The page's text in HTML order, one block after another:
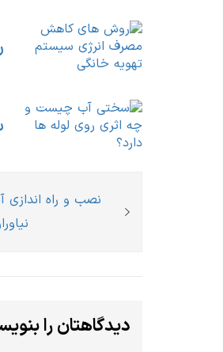
راهبری
نوشته
Previous
نصب و راه اندازی
دیدگاهتان را